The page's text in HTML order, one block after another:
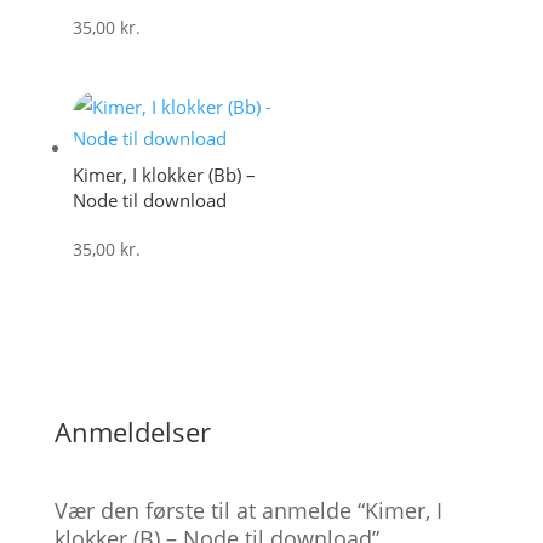
35,00 kr.
Kimer, I klokker (Bb) –
Node til download
35,00 kr.
Anmeldelser
Vær den første til at anmelde “Kimer, I